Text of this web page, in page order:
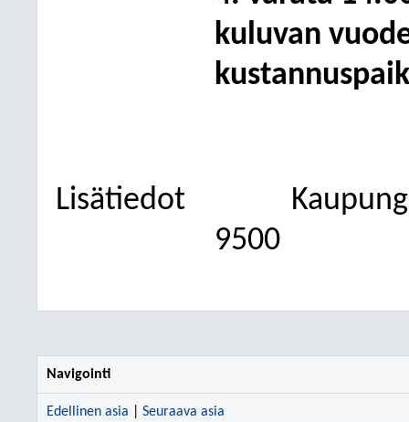
kuluvan
Lisätiedot
9500
Navigointi
Edellinen asia Seuraava asia